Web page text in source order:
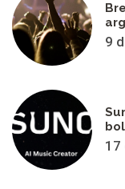
9
17